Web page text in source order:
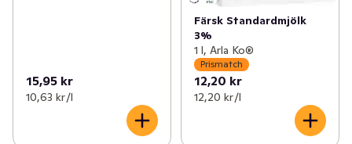
15,95 kr
10,63 kr /l
Färsk Standardmjölk
3%
1 l, Arla Ko®
Prismatch
12,20 kr
12,20 kr /l